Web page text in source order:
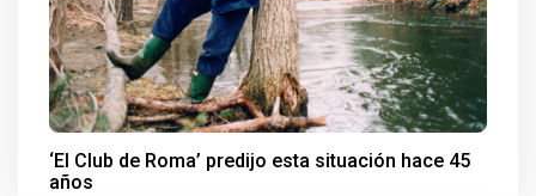
‘El Club de Roma’ predijo esta situación hace 45
años